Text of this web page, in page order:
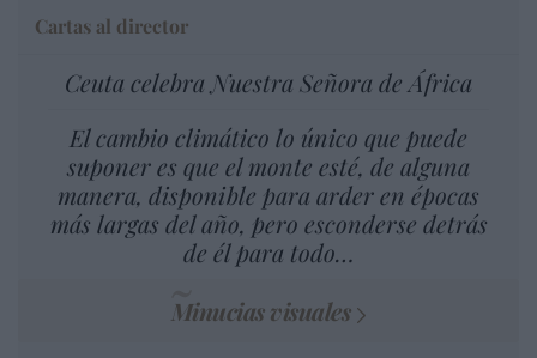
Cartas al director
Ceuta celebra Nuestra Señora de África
El cambio climático lo único que puede
suponer es que el monte esté, de alguna
manera, disponible para arder en épocas
más largas del año, pero esconderse detrás
de él para todo…
Minucias visuales